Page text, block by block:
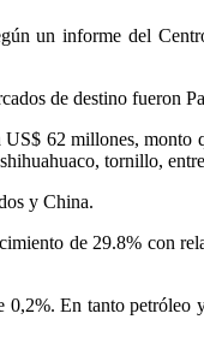
un informe del
de destino fueron
62 millones, monto
tornillo,
y China.
de 29.8% con
En tanto petróleo